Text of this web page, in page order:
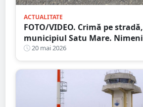
ACTUALITATE
FOTO/VIDEO. Crimă pe
municipiul Satu Mare.
intervenit, Poliția a dat o
20 mai 2026